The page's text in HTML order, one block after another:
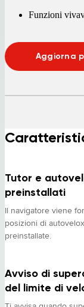
Funzioni
Aggiorna
Tutor e
preinstallati
Il navigatore viene
posizioni di
preinstallate.
Avviso di
del limite di